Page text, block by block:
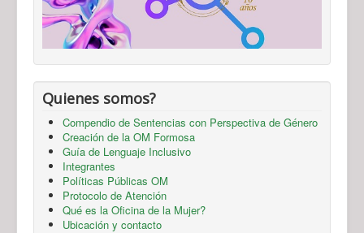
Quienes somos?
Compendio de Sentencias con Perspectiva de Género
Creación de la OM Formosa
Guía de Lenguaje Inclusivo
Integrantes
Políticas Públicas OM
Protocolo de Atención
Qué es la Oficina de la Mujer?
Ubicación y contacto